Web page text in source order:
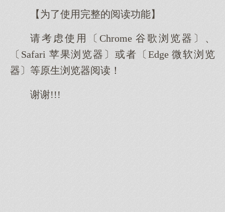
【为了使用完整的阅读功能】
请考虑使用〔Chrome 谷歌浏览器〕、
〔Safari 苹果浏览器〕或者〔Edge 微软浏览
器〕等原生浏览器阅读！
谢谢!!!